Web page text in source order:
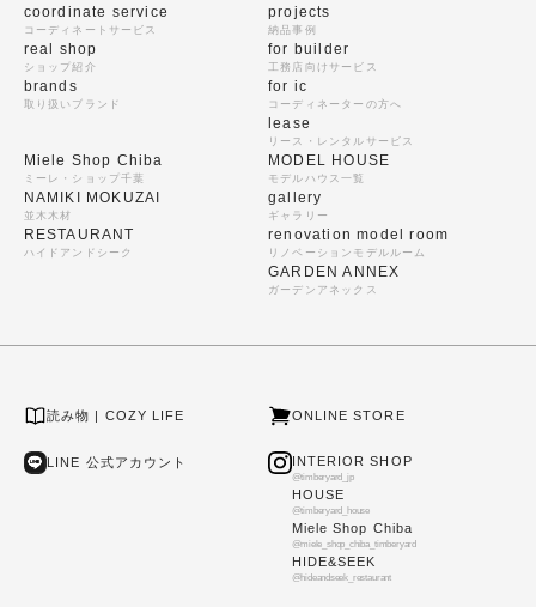
coordinate service
コーディネートサービス
real shop
ショップ紹介
brands
取り扱いブランド
projects
納品事例
for builder
工務店向けサービス
for ic
コーディネーターの方へ
lease
リース・レンタルサービス
Miele Shop Chiba
ミーレ・ショップ千葉
NAMIKI MOKUZAI
並木木材
RESTAURANT
ハイドアンドシーク
MODEL HOUSE
モデルハウス一覧
gallery
ギャラリー
renovation model room
リノベーションモデルルーム
GARDEN ANNEX
ガーデンアネックス
読み物 | COZY LIFE ONLINE STORE
LINE 公式アカウント INTERIOR SHOP
@timberyard_jp
HOUSE
@timberyard_house
Miele Shop Chiba
@miele_shop_chiba_timberyard
HIDE&SEEK
@hideandseek_restaurant